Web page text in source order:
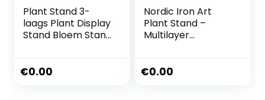
Plant Stand 3-
laags Plant Display
Stand Bloem Stand
Trappenkast
€0.00
Nordic Iron Art
Plant Stand –
Multilayer
Houder –
€0.00